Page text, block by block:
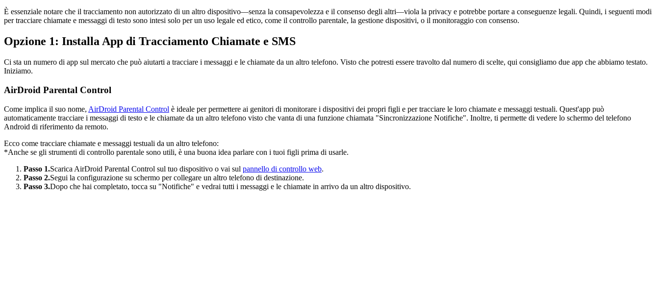
È essenziale notare che il tracciamento non autorizzato di un altro dispositivo—senza la consapevolezza e il consenso degli altri—viola la privacy e potrebbe portare a conseguenze legali. Quindi, i seguenti modi
per tracciare chiamate e messaggi di testo sono intesi solo per un uso legale ed etico, come il controllo parentale, la gestione dispositivi, o il monitoraggio con consenso.
Opzione 1: Installa App di Tracciamento Chiamate e SMS
Ci sta un numero di app sul mercato che può aiutarti a tracciare i messaggi e le chiamate da un altro telefono. Visto che potresti essere travolto dal numero di scelte, qui consigliamo due app che abbiamo testato.
Iniziamo.
AirDroid Parental Control
Come implica il suo nome, AirDroid Parental Control è ideale per permettere ai genitori di monitorare i dispositivi dei propri figli e per tracciare le loro chiamate e messaggi testuali. Quest'app può
automaticamente tracciare i messaggi di testo e le chiamate da un altro telefono visto che vanta di una funzione chiamata "Sincronizzazione Notifiche". Inoltre, ti permette di vedere lo schermo del telefono
Android di riferimento da remoto.
Ecco come tracciare chiamate e messaggi testuali da un altro telefono:
*Anche se gli strumenti di controllo parentale sono utili, è una buona idea parlare con i tuoi figli prima di usarle.
Passo 1.Scarica AirDroid Parental Control sul tuo dispositivo o vai sul pannello di controllo web.
Passo 2.Segui la configurazione su schermo per collegare un altro telefono di destinazione.
Passo 3.Dopo che hai completato, tocca su "Notifiche" e vedrai tutti i messaggi e le chiamate in arrivo da un altro dispositivo.